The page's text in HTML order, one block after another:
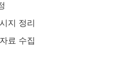
지 정리
료 수집